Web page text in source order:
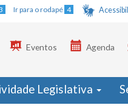
Ir para o rodapé 4
Eventos Agenda
Legislativa